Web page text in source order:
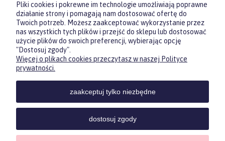
DOWIEDZ SIĘ WIĘCEJ
KONTAKTPOMOC MOJE
Zasubskrybuj nasz newsletter
i otrzymaj5% rabatu na pierwszyzakup.
Twój email
Pliki cookies i pokrewne im technologie umożliwiają poprawne
działanie strony i pomagają nam dostosować ofertę do
Twoich potrzeb. Możesz zaakceptować wykorzystanie przez
nas wszystkich tych plików i przejść do sklepu lub dostosować
użycie plików do swoich preferencji, wybierając opcję
"Dostosuj zgody".
Więcej o plikach cookies przeczytasz w naszej Polityce
prywatności.
zaakceptuj tylko niezbędne
dostosuj zgody